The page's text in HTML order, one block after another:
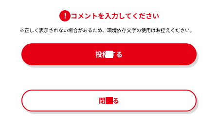
コメントを入力してください
※正しく表示されない場合があるため、環境依存文字の使用はお控えください。​
投稿する
閉じる